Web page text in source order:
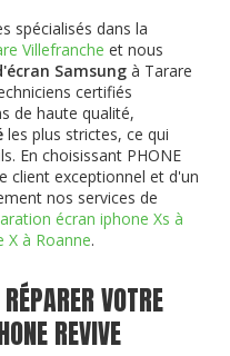
spécialisés dans la
Villefranche et nous
Samsung à Tarare
certifiés
de haute qualité,
les plus strictes, ce qui
En choisissant PHONE
client exceptionnel et d'un
nos services de
écran iphone Xs à
X à Roanne.
VOTRE
REVIVE